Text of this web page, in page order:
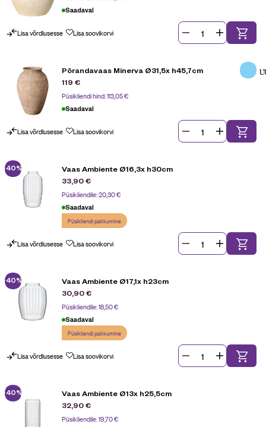
Saadaval
Lisa võrdlusesse Lisa soovikorvi
Põrandavaas Minerva Ø31,5x h45,7cm
119 €
Püsikliendi hind:113,05€
Saadaval
Lisa võrdlusesse Lisa soovikorvi
-40%
Vaas Ambiente Ø16,3x h30cm
33,90€
Püsikliendile:20,30€
Saadaval
Püsikliendi pakkumine
Lisa võrdlusesse Lisa soovikorvi
-40%
Vaas Ambiente Ø17,1x h23cm
30,90€
Püsikliendile:18,50€
Saadaval
Püsikliendi pakkumine
Lisa võrdlusesse Lisa soovikorvi
-40%
Vaas Ambiente Ø13x h25,5cm
32,90€
Püsikliendile:19,70€